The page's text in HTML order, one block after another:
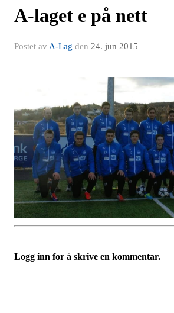
A-laget e på nett
Postet av A-Lag den 24. jun 2015
Logg inn for å skrive en kommentar.